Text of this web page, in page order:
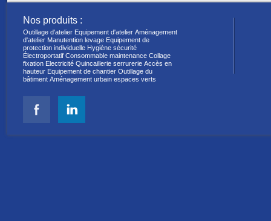
Nos produits :
Outillage d'atelier Equipement d'atelier Aménagement
d'atelier Manutention levage Equipement de
protection individuelle Hygiène sécurité
Électroportatif Consommable maintenance Collage
fixation Electricité Quincaillerie serrurerie Accès en
hauteur Equipement de chantier Outillage du
bâtiment Aménagement urbain espaces verts